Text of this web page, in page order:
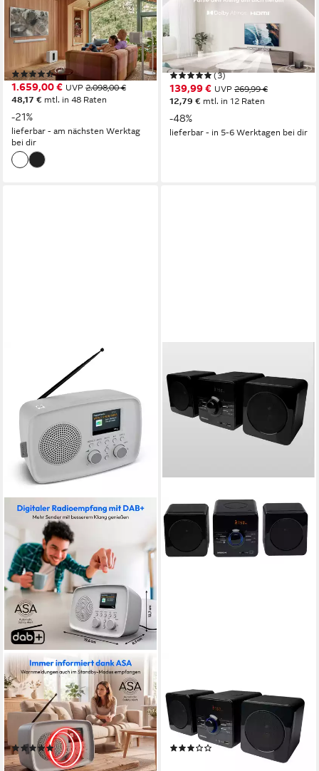
Heimkinosystem Set: Arc
Ultra + Sub G4 (80 W,
Bluetooth, LAN (Ethernet),
WLAN)
(6)
1.659,00 € UVP 2.098,00 €
48,17 € mtl. in 48 Raten
-21%
lieferbar - am nächsten Werktag
bei dir
Poseidon M60 Boom 5.1
Lautsprecher System
Bluetooth, HDMI Netzwerkstandard
340 W Gesamtleistung
(3)
139,99 € UVP 269,99 €
12,79 € mtl. in 12 Raten
-48%
lieferbar - in 5-6 Werktagen bei dir
MEDION®
Audio-System MEDION LIFE
DAB+ Radio DRE-1
(MD89288) (5 W, Bluetooth
5.3)
(1)
ab 44,95 € UVP79,95 €
MD83067 E64018 Micro
Audio System CD/MP3 Player
USB UKW Radio
(7)